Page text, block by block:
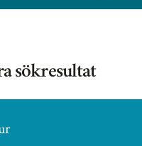
sökresultat